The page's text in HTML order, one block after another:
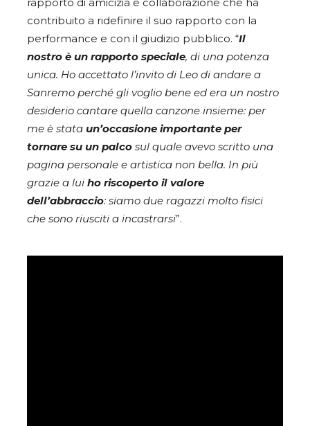
rapporto di amicizia e collaborazione che ha
contribuito a ridefinire il suo rapporto con la
performance e con il giudizio pubblico. “Il
nostro è un rapporto speciale, di una potenza
unica. Ho accettato l’invito di Leo di andare a
Sanremo perché gli voglio bene ed era un nostro
desiderio cantare quella canzone insieme: per
me è stata un’occasione importante per
tornare su un palco sul quale avevo scritto una
pagina personale e artistica non bella. In più
grazie a lui ho riscoperto il valore
dell’abbraccio: siamo due ragazzi molto fisici
che sono riusciti a incastrarsi”.